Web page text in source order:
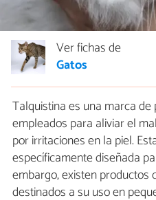
Ver fichas de
Gatos
Talquistina es una marca
empleados para aliviar el
por irritaciones en la piel.
específicamente diseñada
embargo, existen productos
destinados a su uso en